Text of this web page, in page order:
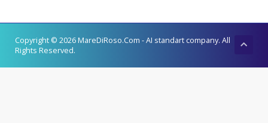
Copyright © 2026 MareDiRoso.Com - AI standart company. All
Rights Reserved.